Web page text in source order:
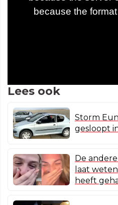
Lees ook
Storm
gesloopt
De
laat
heeft